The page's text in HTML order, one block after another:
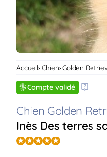
Accueil Chien Golden
Compte validé
Chien Golden
Inès Des terres